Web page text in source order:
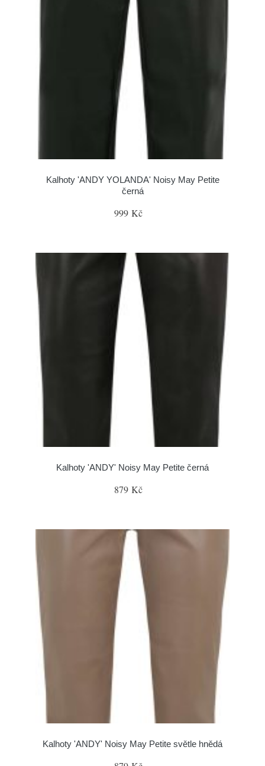
Kalhoty 'ANDY YOLANDA' Noisy May Petite
černá
999 Kč
Kalhoty 'ANDY' Noisy May Petite černá
879 Kč
Kalhoty 'ANDY' Noisy May Petite světle hnědá